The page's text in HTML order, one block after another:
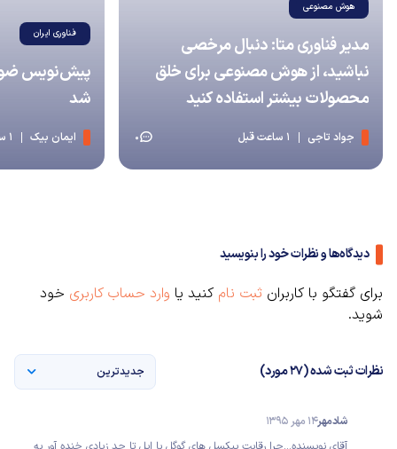
هوش مصنوعی
مدیر فناوری متا: دنبال مرخصی
نباشید، از هوش مصنوعی برای خلق
محصولات بیشتر استفاده کنید
جواد تاجی 1 ساعت قبل 0
فناوری ایران
پیش‌نویس
شد
ایمان بیک 1 ساعت قبل
دیدگاه‌ها و نظرات خود را بنویسید
برای گفتگو با کاربران ثبت نام کنید یا وارد حساب کاربری خود
شوید.
نظرات ثبت شده (27 مورد) جدیدترین
شادمهر14 مهر 1395